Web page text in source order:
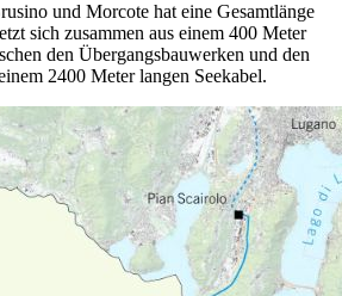
und Morcote hat eine Gesamtlänge
sich zusammen aus einem 400 Meter
den Übergangsbauwerken und den
2400 Meter langen Seekabel.